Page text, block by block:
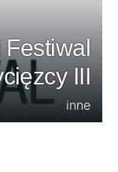
Festiwal
III
inne